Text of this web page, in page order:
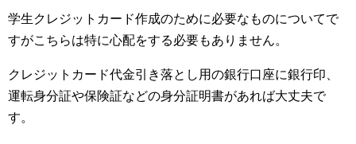
学生クレジットカード作成のために必要なものについてで
すがこちらは特に心配をする必要もありません。
クレジットカード代金引き落とし用の銀行口座に銀行印、
運転身分証や保険証などの身分証明書があれば大丈夫で
す。